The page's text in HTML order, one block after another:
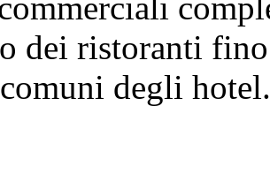
dei ristoranti
degli hotel.